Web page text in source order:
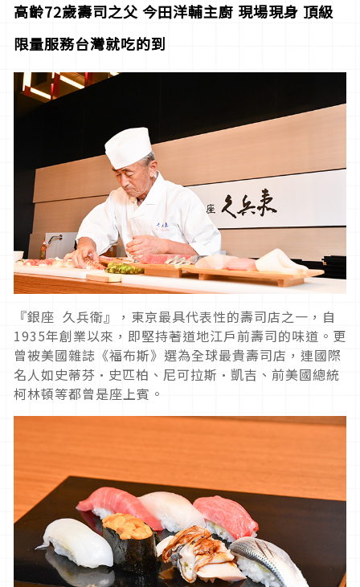
高齡72歲壽司之父今田洋輔主廚 現場現身 頂級
限量服務台灣就吃的到
『銀座 久兵衛』，東京最具代表性的壽司店之一，自
1935年創業以來，即堅持著道地江戶前壽司的味道。更
曾被美國雜誌《福布斯》選為全球最貴壽司店，連國際
名人如史蒂芬·史匹柏、尼可拉斯·凱吉、前美國總統
柯林頓等都曾是座上賓。